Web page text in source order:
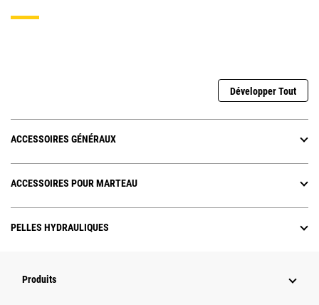
Développer Tout
ACCESSOIRES GÉNÉRAUX
ACCESSOIRES POUR MARTEAU
PELLES HYDRAULIQUES
Produits